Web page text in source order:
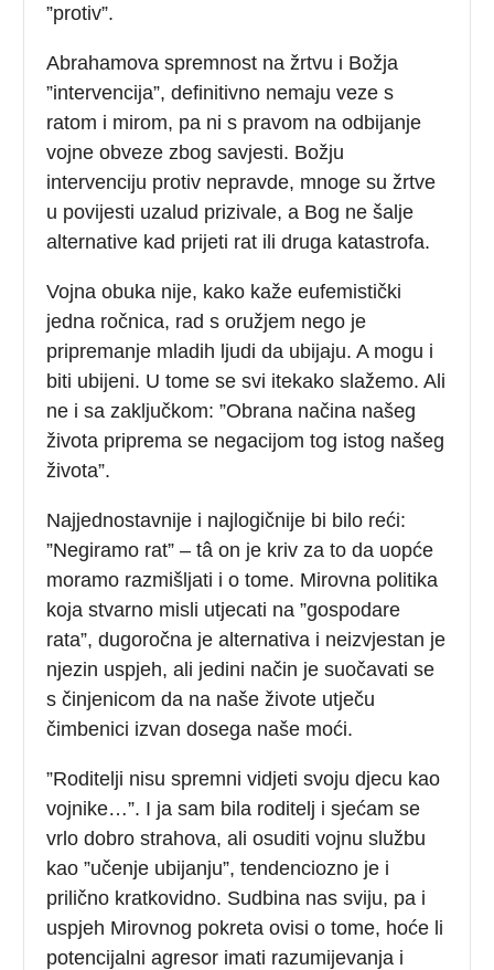
”protiv”.
Abrahamova spremnost na žrtvu i Božja
”intervencija”, definitivno nemaju veze s
ratom i mirom, pa ni s pravom na odbijanje
vojne obveze zbog savjesti. Božju
intervenciju protiv nepravde, mnoge su žrtve
u povijesti uzalud prizivale, a Bog ne šalje
alternative kad prijeti rat ili druga katastrofa.
Vojna obuka nije, kako kaže eufemistički
jedna ročnica, rad s oružjem nego je
pripremanje mladih ljudi da ubijaju. A mogu i
biti ubijeni. U tome se svi itekako slažemo. Ali
ne i sa zaključkom: ”Obrana načina našeg
života priprema se negacijom tog istog našeg
života”.
Najjednostavnije i najlogičnije bi bilo reći:
”Negiramo rat” – tâ on je kriv za to da uopće
moramo razmišljati i o tome. Mirovna politika
koja stvarno misli utjecati na ”gospodare
rata”, dugoročna je alternativa i neizvjestan je
njezin uspjeh, ali jedini način je suočavati se
s činjenicom da na naše živote utječu
čimbenici izvan dosega naše moći.
”Roditelji nisu spremni vidjeti svoju djecu kao
vojnike…”. I ja sam bila roditelj i sjećam se
vrlo dobro strahova, ali osuditi vojnu službu
kao ”učenje ubijanju”, tendenciozno je i
prilično kratkovidno. Sudbina nas sviju, pa i
uspjeh Mirovnog pokreta ovisi o tome, hoće li
potencijalni agresor imati razumijevanja i